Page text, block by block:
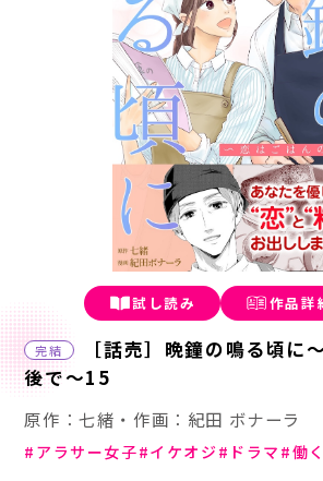
試し読み 作品詳
完結
［話売］晩鐘の鳴る頃に
後で～15
原作：七緒・作画：紀田 ボナーラ
アラサー女子 イケオジ ドラマ 働